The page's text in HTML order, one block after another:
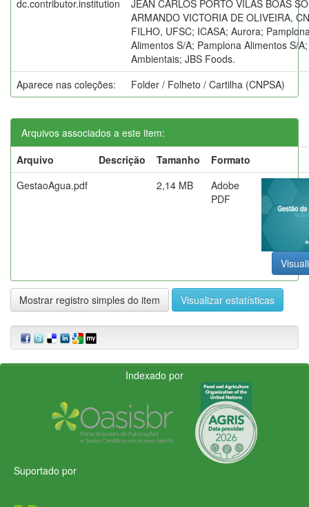
dc.contributor.institution
JEAN CARLOS PORTO VILAS BOAS
ARMANDO VICTORIA DE OLIVEIRA,
FILHO, UFSC; ICASA; Aurora;
Alimentos S/A; Pamplona Alimentos S/
Ambientais; JBS Foods.
Aparece nas coleções:
Folder / Folheto / Cartilha (CNPSA)
Arquivos associados a este item:
Arquivo
Descrição Tamanho
Formato
GestaoAgua.pdf
2,14 MB
Adobe
PDF
Mostrar registro simples do item Visualizar estatísticas
Indexado por
Suportado por